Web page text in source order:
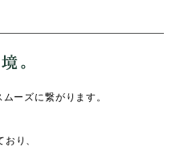
ーズに繋がります。
り、